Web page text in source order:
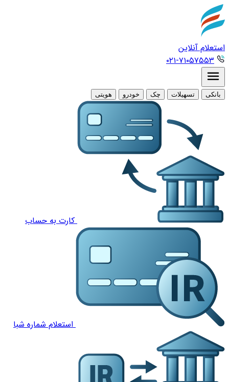
استعلام آنلاین
۰۲۱-۷۱۰۵۷۵۵۳
بانکی تسهیلات چک خودرو هویتی
کارت به حساب
استعلام شماره شبا